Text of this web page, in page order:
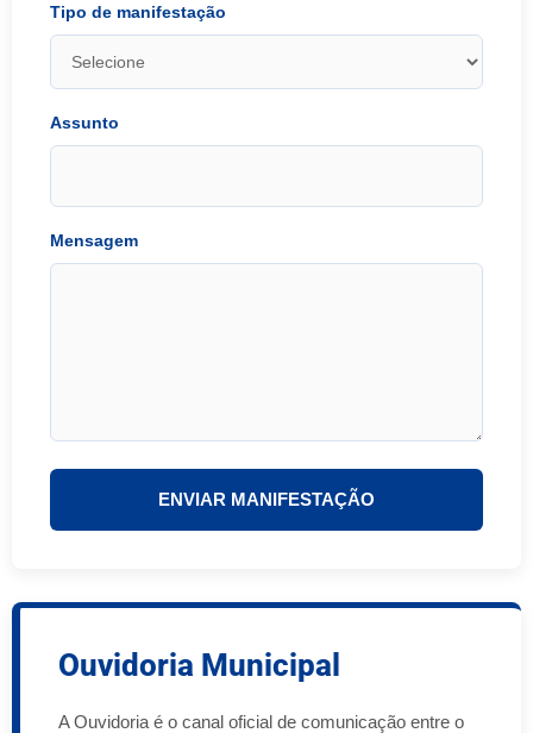
Tipo de manifestação
Assunto
Mensagem
ENVIAR MANIFESTAÇÃO
Ouvidoria Municipal
A Ouvidoria é o canal oficial de comunicação entre o